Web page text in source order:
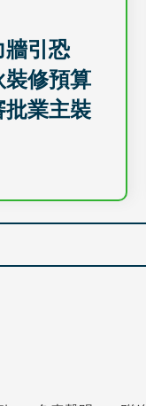
牆引恐
裝修預算
批業主裝